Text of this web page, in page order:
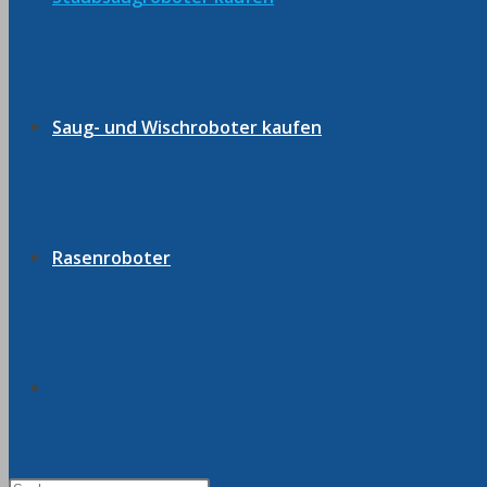
Saug- und Wischroboter kaufen
Rasenroboter